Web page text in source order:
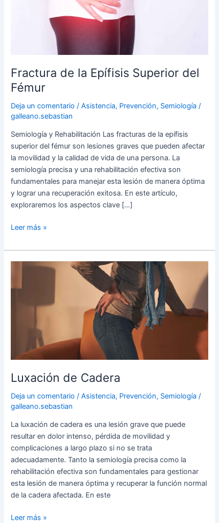
Fractura de la Epífisis Superior del
Fémur
Deja un comentario /Asistencia, Prevención, Semiología /
galleano.sebastian
Semiología y Rehabilitación Las fracturas de la epífisis
superior del fémur son lesiones graves que pueden afectar
la movilidad y la calidad de vida de una persona. La
semiología precisa y una rehabilitación efectiva son
fundamentales para manejar esta lesión de manera óptima
y lograr una recuperación exitosa. En este artículo,
exploraremos los aspectos clave […]
Leer más »
Luxación de Cadera
Deja un comentario /Asistencia, Prevención, Semiología /
galleano.sebastian
La luxación de cadera es una lesión grave que puede
resultar en dolor intenso, pérdida de movilidad y
complicaciones a largo plazo si no se trata
adecuadamente. Tanto la semiología precisa como la
rehabilitación efectiva son fundamentales para gestionar
esta lesión de manera óptima y recuperar la función normal
de la cadera afectada. En este
Luxación
Cadera
Leer más »